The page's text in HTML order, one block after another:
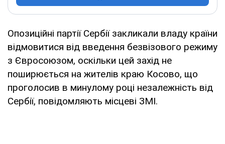
Опозиційні партії Сербії закликали владу країни
відмовитися від введення безвізового режиму
з Євросоюзом, оскільки цей захід не
поширюється на жителів краю Косово, що
проголосив в минулому році незалежність від
Сербії, повідомляють місцеві ЗМІ.